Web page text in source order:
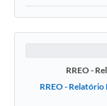
RREO -
RREO -